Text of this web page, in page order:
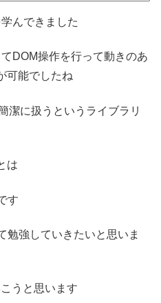
んできました
DOM操作を行って動きのあ
可能でしたね
潔に扱うというライブラリ
は
す
勉強していきたいと思いま
うと思います